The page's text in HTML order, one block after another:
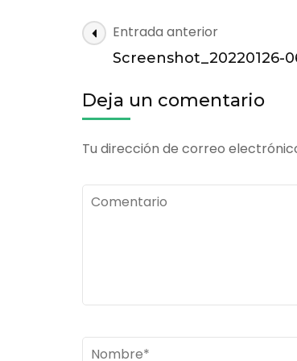
Navegación
de
entradas
Entrada anterior
Screenshot_20220126-
Deja un comentario
Tu dirección de correo
Comentario
Nombre*